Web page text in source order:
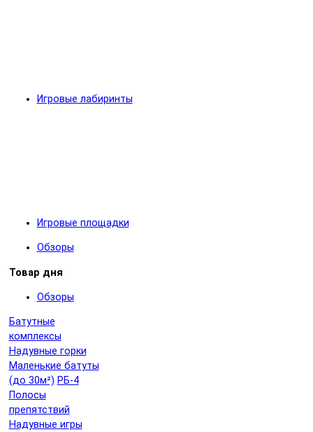
Игровые лабиринты
Игровые площадки
Обзоры
Товар дня
Обзоры
Батутные
комплексы
Надувные горки
Маленькие батуты
(до 30м²) РБ-4
Полосы
препятствий
Надувные игры